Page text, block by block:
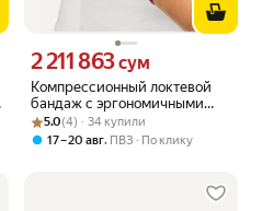
Компрессионный локтевой
бандаж с эргономичными
силиконовыми вставками
Epicomed 821 Medi, размер 3
Цена 2211863 сум вместо
2 211 863сум
Рейтинг товара: 5.0 из 5
Оценок: (4) · 34 купили
5.0(4) · 34 купили
17 – 20 авг, ПВЗ По клику